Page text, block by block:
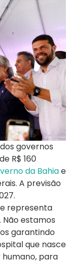
governos
R$ 160
da Bahiae
A previsão
representa
. Não estamos
garantindo
que nasce
para